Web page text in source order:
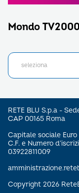
Mondo TV2000
RETE BLU S.p.a -
CAP 00165 Roma
Capitale sociale Euro
C.F. e Numero
03922811009
Copyright 2026